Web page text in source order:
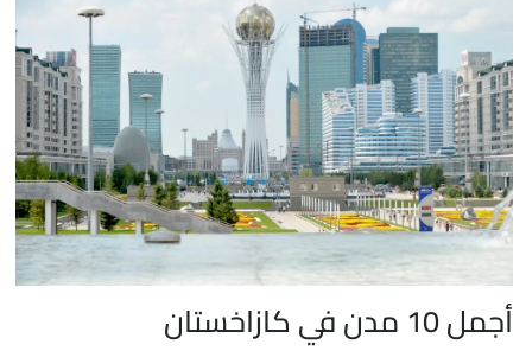
مدن في كازاخستان